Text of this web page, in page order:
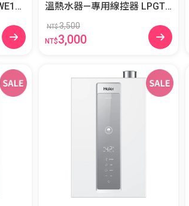
溫熱水器—專用線控器 LPGT2
0/T26
NT$3,500
NT$3,000